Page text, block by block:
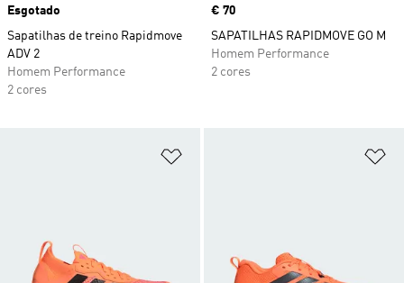
Esgotado
Sapatilhas de treino Rapidmove
ADV 2
Homem Performance
2 cores
Price
€ 70
SAPATILHAS RAPIDMOVE GO M
Homem Performance
2 cores